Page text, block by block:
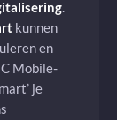
.
kunnen
en
Mobile-
je